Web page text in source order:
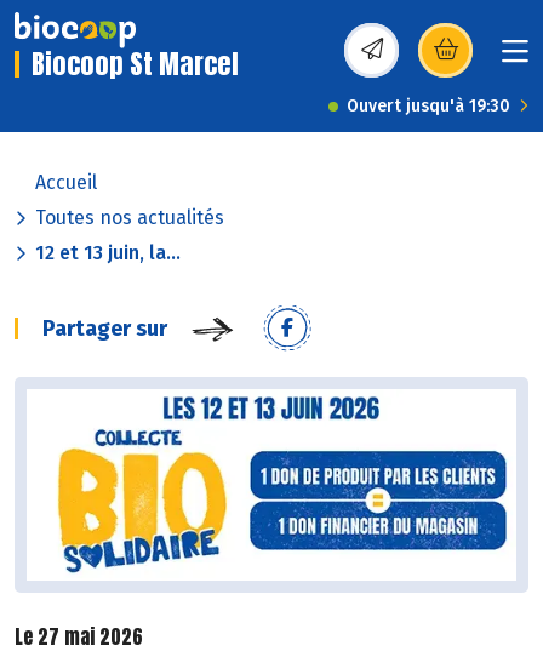
Biocoop St Marcel (s’ouvre dans une
Ouvert jusqu'à 19:30
Accueil
Toutes nos actualités
12 et 13 juin, la...
Partager sur
Le 27 mai 2026